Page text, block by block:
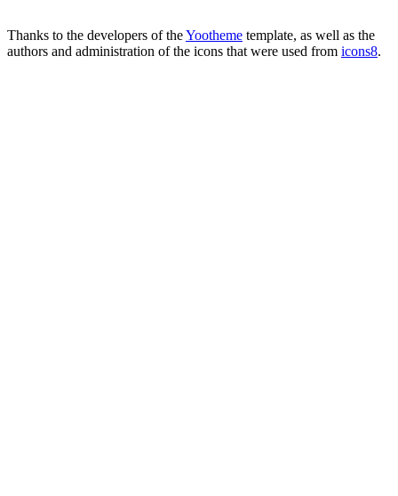
Thanks to the developers of theYootheme template, as well as the
authors and administration of the icons that were used from icons8.